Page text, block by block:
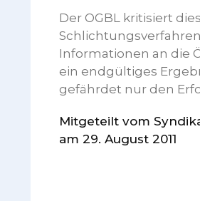
Der OGBL kritisiert
Informationen an die
ein endgültiges
gefährdet nur den
Mitgeteilt vom
am 29. August 2011